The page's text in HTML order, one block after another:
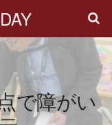
で障がい